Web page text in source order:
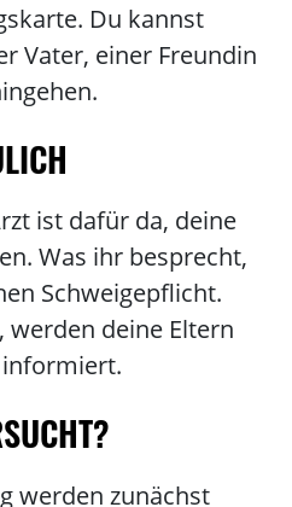
Du kannst
Vater, einer Freundin
ist dafür da, deine
Was ihr besprecht,
Schweigepflicht.
werden deine Eltern
informiert.
werden zunächst